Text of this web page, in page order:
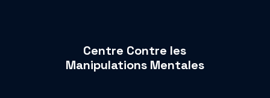
Centre Contre les
Manipulations Mentales